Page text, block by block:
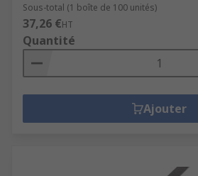
Sous-total (1 boîte de 100 unités)
37,26 €HT
Quantité
Ajouter